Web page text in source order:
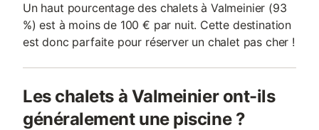
Un haut pourcentage des chalets à Valmeinier (93
%) est à moins de 100 € par nuit. Cette destination
est donc parfaite pour réserver un chalet pas cher !
Les chalets à Valmeinier ont-ils
généralement une piscine ?